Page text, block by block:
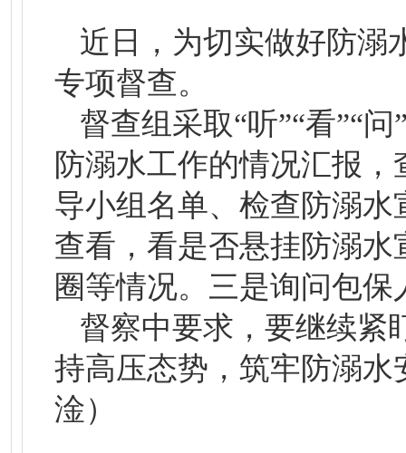
近日，为切实做好防溺
专项督查。
督查组采取“听”“看”“
防溺水工作的情况汇报
导小组名单、检查防溺
查看，看是否悬挂防溺
圈等情况。三是询问包
督察中要求，要继续紧
持高压态势，筑牢防溺水
淦）